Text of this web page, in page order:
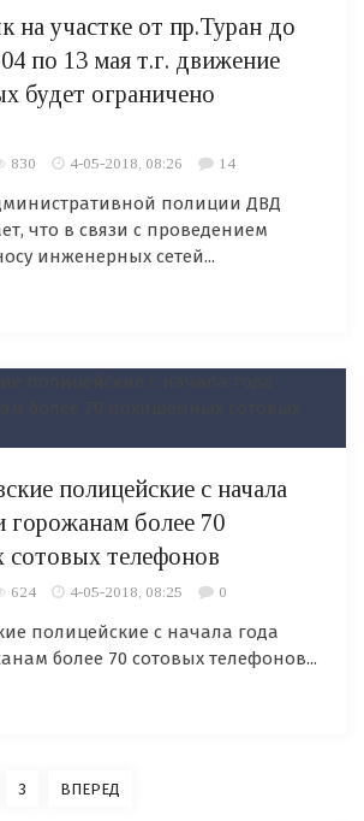
на участке от пр.Туран до
по 13 мая т.г. движение
будет ограничено
830 4-05-2018, 08:26 14
полиции ДВД
что в связи с проведением
инженерных сетей...
полицейские с начала
горожанам более 70
телефонов
624 4-05-2018, 08:25 0
полицейские с начала года
более 70 сотовых телефонов...
3 ВПЕРЕД